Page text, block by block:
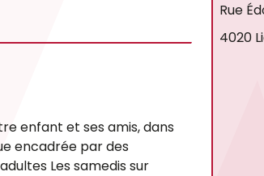
enfant et ses amis, dans
encadrée par des
Les samedis sur
Rue
4020